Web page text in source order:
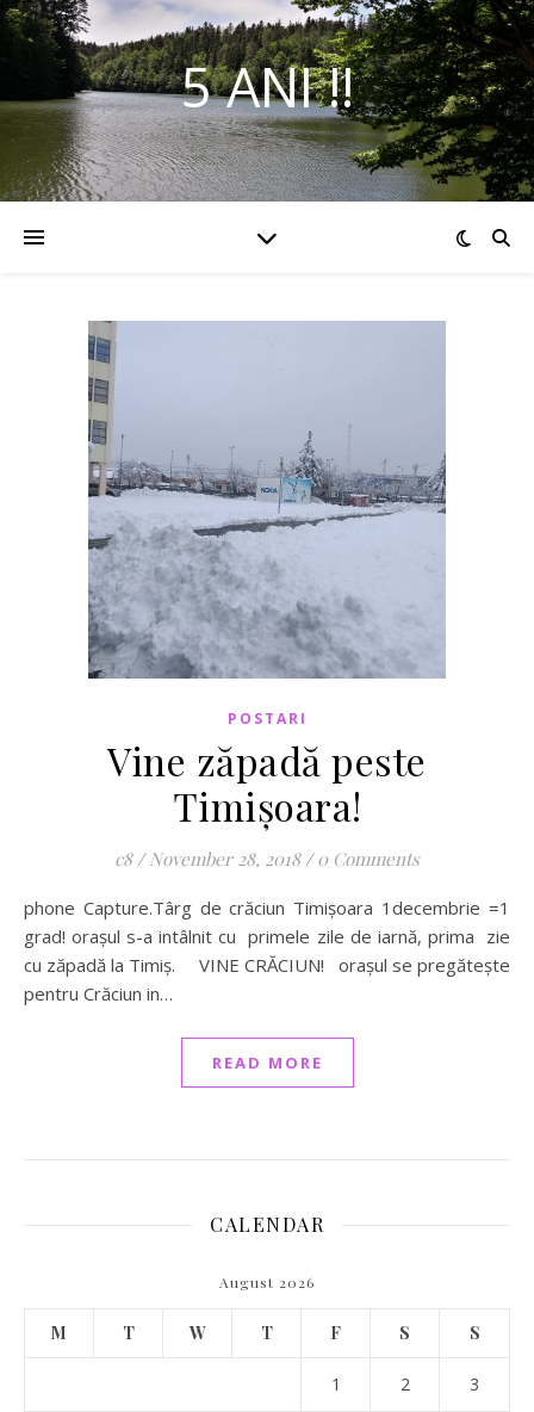
5 ANI !!
POSTARI
Vine zăpadă peste
Timișoara!
c8 / November 28, 2018 / 0 Comments
phone Capture.Târg de crăciun Timișoara 1decembrie =1
grad! orașul s-a intâlnit cu primele zile de iarnă, prima zie
cu zăpadă la Timiș. VINE CRĂCIUN! orașul se pregătește
pentru Crăciun in…
READ MORE
CALENDAR
August 2026
M T W T F S S
1 2 3